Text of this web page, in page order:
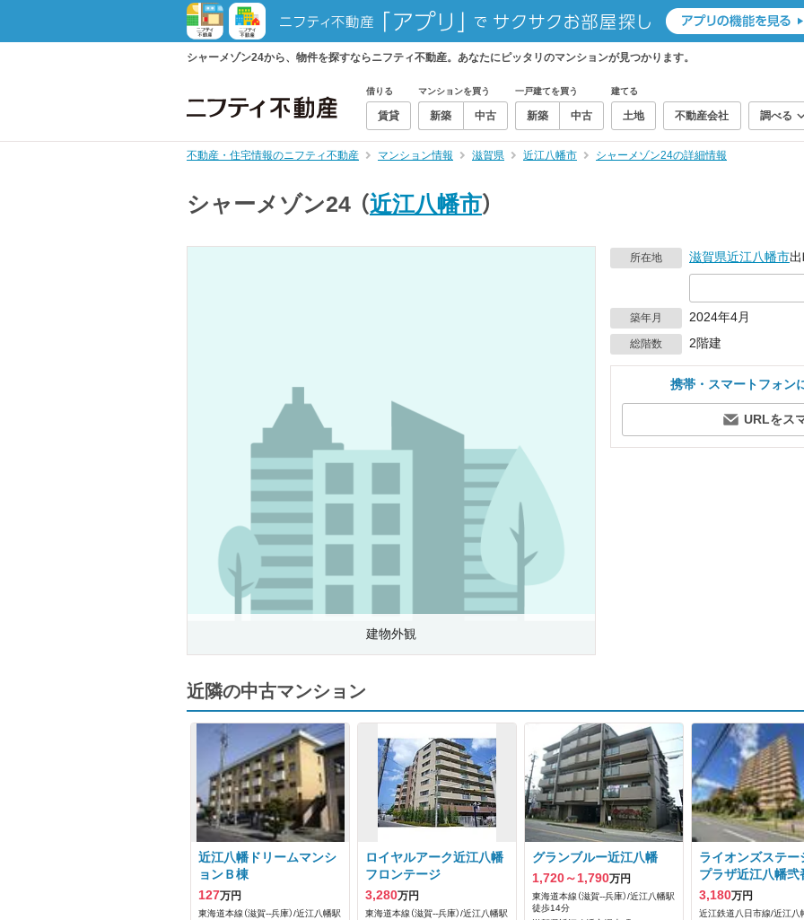
シャーメゾン24から、物件を探すならニフティ不動産。あなたにピッタリのマンションが見つかります。
借りる
賃貸
マンションを買う
新築 中古
一戸建てを買う
新築 中古
建てる
土地 不動産会社 調べる
不動産・住宅情報のニフティ不動産 マンション情報 滋賀県 近江八幡市 シャーメゾン24の詳細情報
シャーメゾン24 （近江八幡市）
建物外観
所在地 滋賀県近江八幡市
築年月 2024年4月
総階数 2階建
携帯・スマートフォン
URLをス
近隣の中古マンション
近江八幡ドリームマンシ
ョンＢ棟
127万円
東海道本線（滋賀--兵庫）/近江八幡駅
ロイヤルアーク近江八幡
フロンテージ
3,280万円
東海道本線（滋賀--兵庫）/近江八幡駅
グランブルー近江八幡
1,720～1,790万円
東海道本線（滋賀--兵庫）/近江八幡駅
徒歩14分
ライオンズステー
プラザ近江八幡弐
3,180万円
近江鉄道八日市線/近江八